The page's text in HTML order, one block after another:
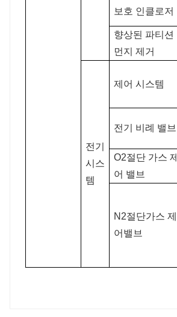
보호 인클로저
향상된 파티션
먼지 제거
전기
시스
템
제어 시스템
전기 비례 밸브
O2절단 가스 제
어 밸브
N2절단가스 제
어밸브